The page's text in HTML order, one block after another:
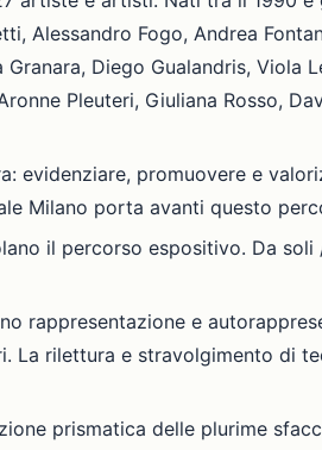
Alessandro Fogo, Andrea
Diego Gualandris, Viola
Pleuteri, Giuliana Rosso,
evidenziare, promuovere e
Milano porta avanti questo
il percorso espositivo. Da
rappresentazione e
La rilettura e stravolgimento di
prismatica delle plurime